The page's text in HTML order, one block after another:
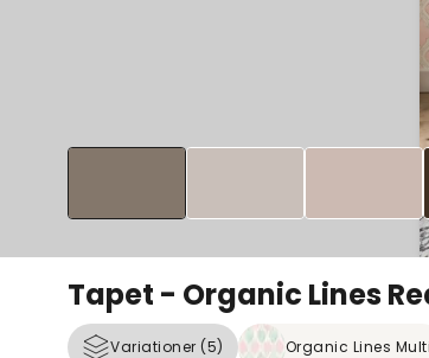
Tapet - Organic Lines
Variationer (5) Organic Lines Multi